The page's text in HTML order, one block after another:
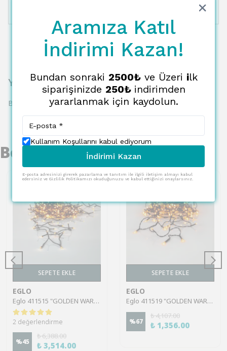
Yorumlar
Bu ürün için henüz yorum yapılmamış.
Benzer Ürünler
SEPETE EKLE
EGLO
Eglo 411515 "GOLDEN WARM WHITE" 360 Ledli 2520Cm Uzunluğunda Dekoratif Aydınlatma Amber
2 değerlendirme
%45
₺ 6,388.00
₺ 3,514.00
SEPETE EKLE
EGLO
Eglo 411519 "GOLDEN WARM WHITE" 180 Ledli 1260Cm Uzunluğunda Dekoratif Aydınlatma Amber 2000K
%67
₺ 4,107.00
₺ 1,356.00
Aramıza Katıl
İndirimi Kazan!
Bundan sonraki 2500₺ve Üzeri ilk
siparişinizde 250₺ indirimden
yararlanmak için kaydolun.
Kullanım Koşullarını kabul ediyorum
İndirimi Kazan
E-posta adresinizi girerek pazarlama ve tanıtım ile ilgili iletişim almayı kabul
edersiniz ve Gizlilik Politikamızı okuduğunuzu ve kabul ettiğinizi onaylarsınız.